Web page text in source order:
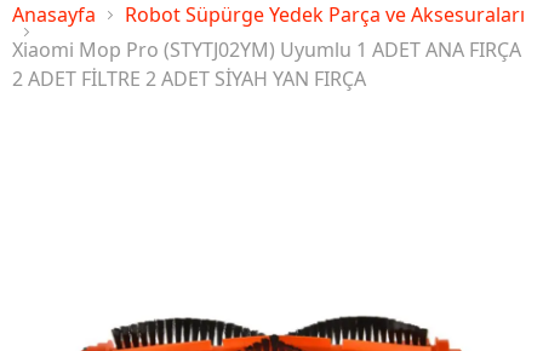
Anasayfa
Robot Süpürge Yedek Parça ve Aksesuraları
Xiaomi Mop Pro (STYTJ02YM) Uyumlu 1 ADET ANA FIRÇA
2 ADET FİLTRE 2 ADET SİYAH YAN FIRÇA